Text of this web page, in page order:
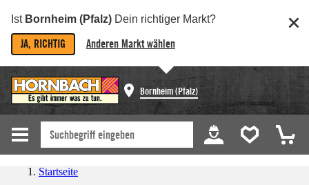
Ist Bornheim (Pfalz) Dein richtiger Markt?
JA, RICHTIG Anderen Markt wählen
Bornheim (Pfalz)
Startseite